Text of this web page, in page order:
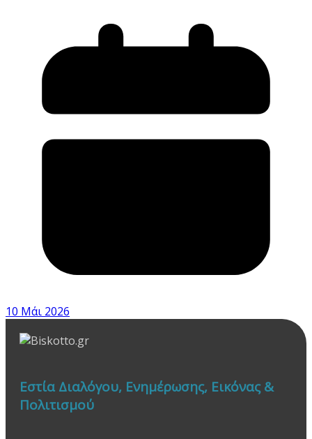
10 Μάι 2026
Εστία Διαλόγου, Ενημέρωσης, Εικόνας &
Πολιτισμού